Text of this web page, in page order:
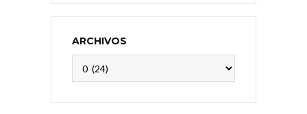
ARCHIVOS